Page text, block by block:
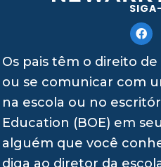
Os pais têm o direito
ou se comunicar com
na escola ou no
Education (BOE) em
alguém que você
diga ao diretor da